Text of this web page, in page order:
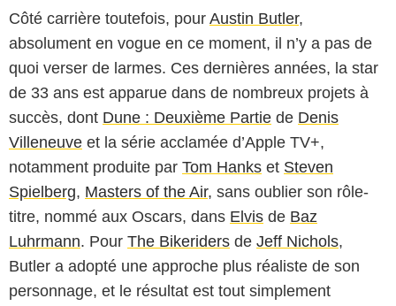
Côté carrière toutefois, pour Austin Butler,
absolument en vogue en ce moment, il n’y a pas de
quoi verser de larmes. Ces dernières années, la star
de 33 ans est apparue dans de nombreux projets à
succès, dont Dune : Deuxième Partie de Denis
Villeneuve et la série acclamée d’Apple TV+,
notamment produite par Tom Hanks et Steven
Spielberg, Masters of the Air, sans oublier son rôle-
titre, nommé aux Oscars, dans Elvis de Baz
Luhrmann. Pour The Bikeriders de Jeff Nichols,
Butler a adopté une approche plus réaliste de son
personnage, et le résultat est tout simplement